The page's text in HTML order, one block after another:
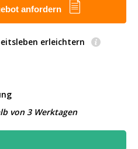
anfordern
erleichtern
von 3 Werktagen